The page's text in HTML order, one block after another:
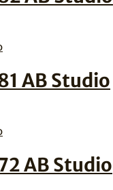
AB Studio
AB Studio